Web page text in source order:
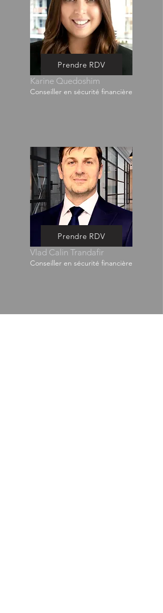
Prendre RDV
Karine Quedoshim
Conseiller en sécurité financière
Prendre RDV
Vlad Calin Trandafir
Conseiller en sécurité financière